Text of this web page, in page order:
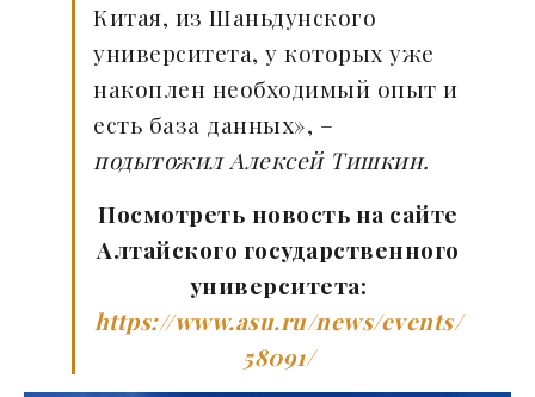
Китая, из Шаньдунского
университета, у которых уже
накоплен необходимый опыт и
есть база данных», –
подытожил Алексей Тишкин.
Посмотреть новость на сайте
Алтайского государственного
университета:
https://www.asu.ru/news/events/
58091/